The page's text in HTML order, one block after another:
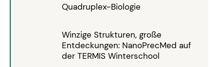
Quadruplex-Biologie
Winzige Strukturen, große
Entdeckungen: NanoPrecMed auf
der TERMIS Winterschool